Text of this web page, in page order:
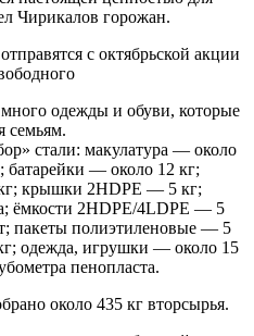
Чирикалов горожан.
одежды и обуви, которые
семьям.
стали: макулатура — около
батарейки — около 12 кг;
крышки 2HDPE — 5 кг;
ёмкости 2HDPE/4LDPE — 5
пакеты полиэтиленовые — 5
одежда, игрушки — около 15
пенопласта.
около 435 кг вторсырья.